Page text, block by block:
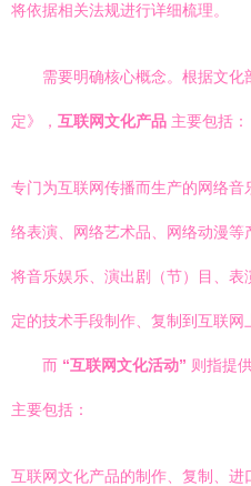
将依据相关法规进行详细梳理。
需要明确核心概念。根据文
定》， 互联网文化产品 主要包括：
专门为互联网传播而生产的网络
络表演、网络艺术品、网络动漫等
将音乐娱乐、演出剧（节）目、
定的技术手段制作、复制到互联网
而 “互联网文化活动” 则指提
主要包括：
互联网文化产品的制作、复制、进